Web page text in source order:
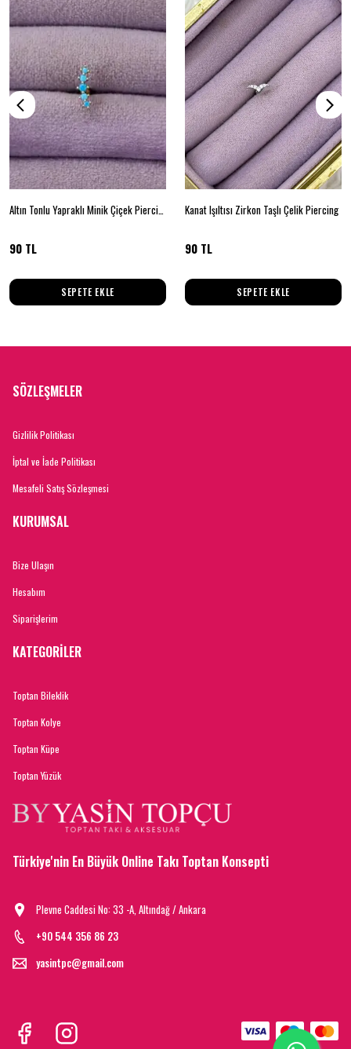
Altın Tonlu Yapraklı Minik Çiçek Piercing
90 TL
SEPETE EKLE
Kanat Işıltısı Zirkon Taşlı Çelik Piercing
90 TL
SEPETE EKLE
SÖZLEŞMELER
Gizlilik Politikası
İptal ve İade Politikası
Mesafeli Satış Sözleşmesi
KURUMSAL
Bize Ulaşın
Hesabım
Siparişlerim
KATEGORİLER
Toptan Bileklik
Toptan Kolye
Toptan Küpe
Toptan Yüzük
Türkiye'nin En Büyük Online Takı Toptan Konsepti
Plevne Caddesi No: 33 -A, Altındağ / Ankara
+90 544 356 86 23
yasintpc@gmail.com